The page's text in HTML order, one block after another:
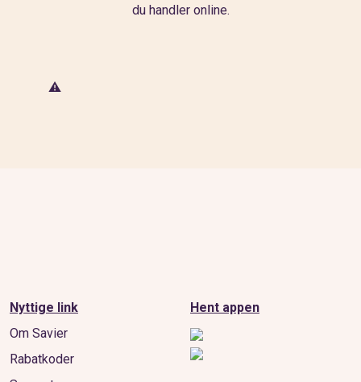
du handler online.
Nyttige link
Om Savier
Rabatkoder
Hent appen